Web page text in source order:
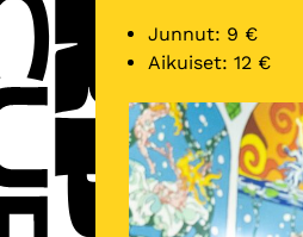
Junnut: 9 €
Aikuiset: 12 €